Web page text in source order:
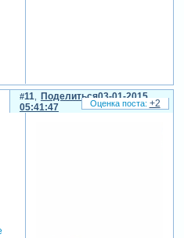
Поделиться
11
03-01-2015
05:41:47
+2